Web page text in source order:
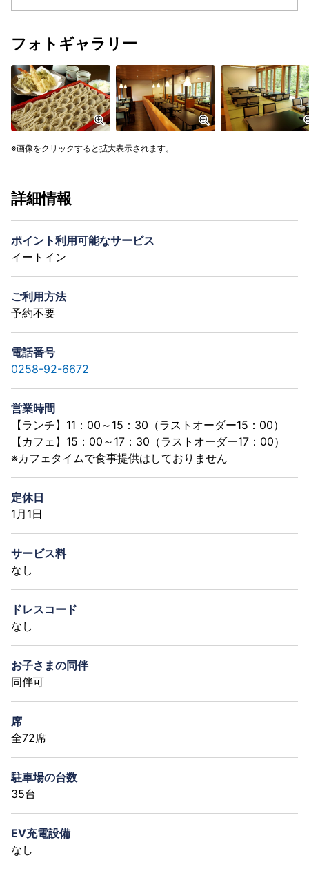
フォトギャラリー
画像をクリックすると拡大表示されます。
詳細情報
ポイント利用可能なサービス
イートイン
ご利用方法
予約不要
電話番号
0258-92-6672
営業時間
【ランチ】11：00～15：30（ラストオーダー15：00）
【カフェ】15：00～17：30（ラストオーダー17：00）
※カフェタイムで食事提供はしておりません
定休日
1月1日
サービス料
なし
ドレスコード
なし
お子さまの同伴
同伴可
席
全72席
駐車場の台数
35台
EV充電設備
なし